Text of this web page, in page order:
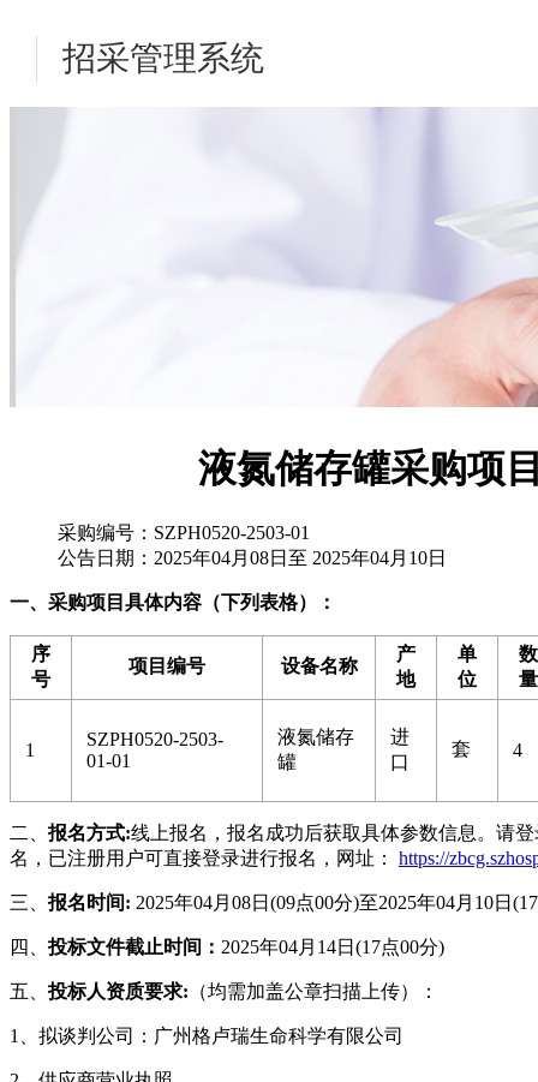
招采管理系统
液氮储存罐采购项
采购编号：SZPH0520-2503-01
公告日期：2025年04月08日至 2025年04月10日
一、采购项目具体内容（下列表格）：
序
号
项目编号 设备名称
产
地
单
位
数
量
1
SZPH0520-2503-
01-01
液氮储存
罐
进
口
套 4
二、 报名方式:线上报名，报名成功后获取具体参数信息。请
名，已注册用户可直接登录进行报名，网址： https://
三、 报名时间: 2025年04月08日(09点00分)至2025年04月10日
四、投标文件截止时间： 2025年04月14日(17点00分)
五、投标人资质要求: （均需加盖公章扫描上传）：
1、拟谈判公司：广州格卢瑞生命科学有限公司